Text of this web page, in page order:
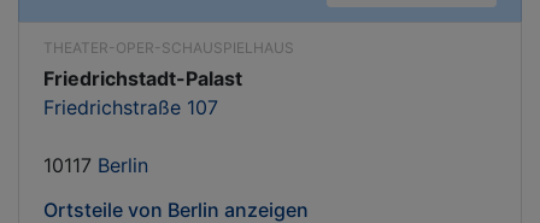
THEATER-OPER-SCHAUSPIELHAUS
Friedrichstadt-Palast
Friedrichstraße 107
10117 Berlin
Ortsteile von Berlin anzeigen